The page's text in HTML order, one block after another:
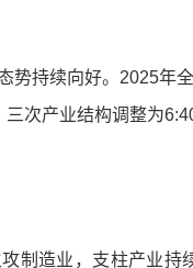
势持续向好。2025年
次产业结构调整为
制造业，支柱产业持